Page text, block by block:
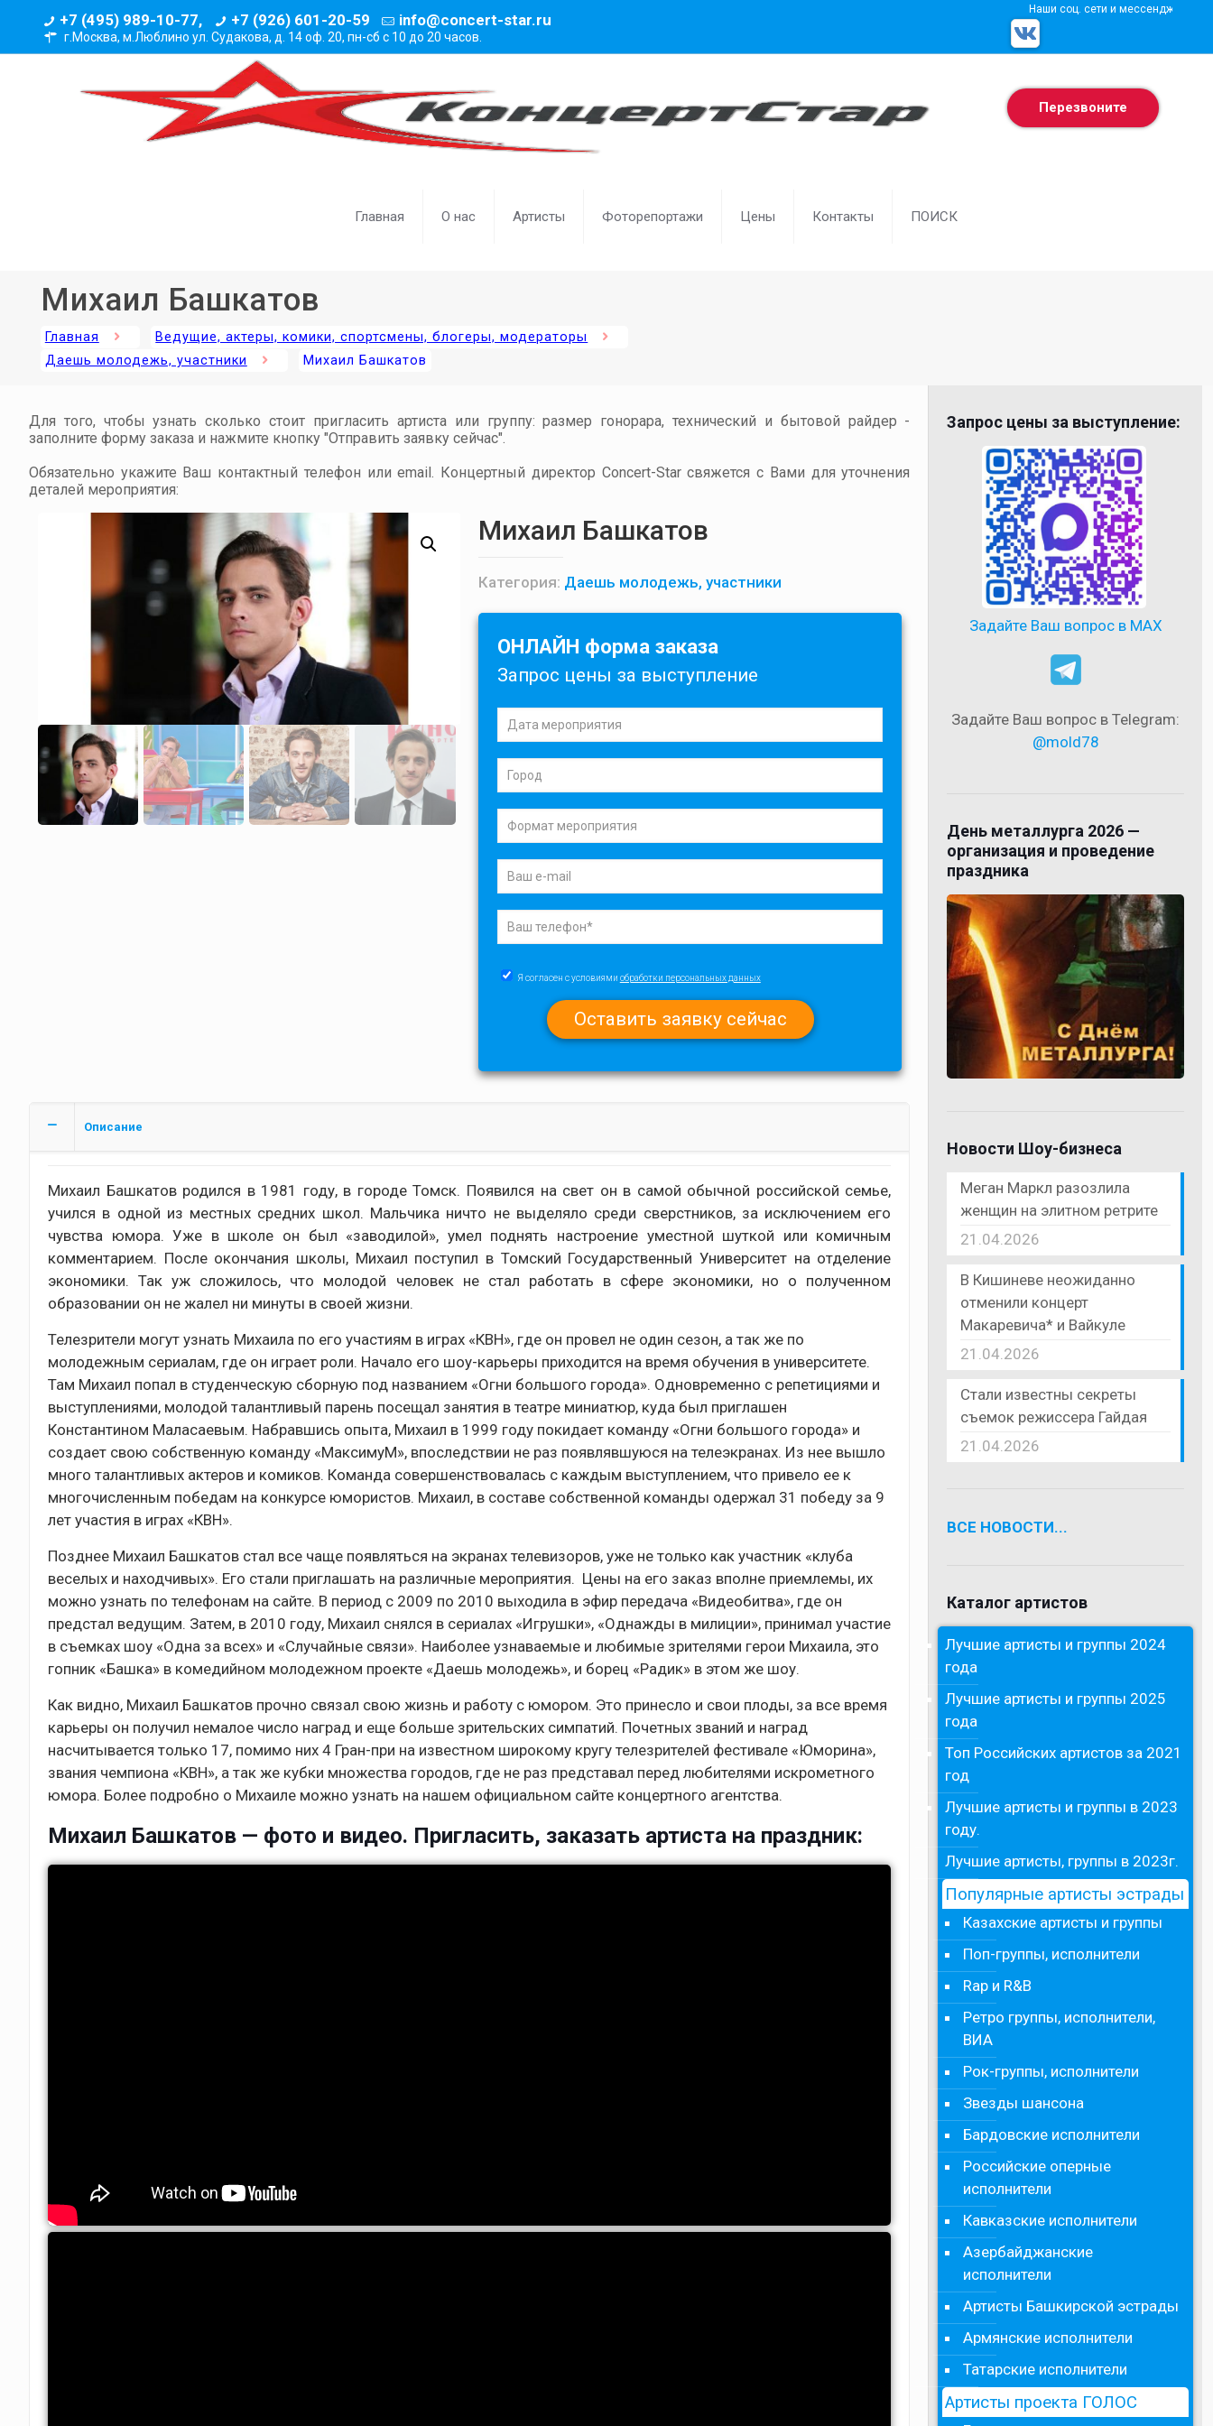
+7 (495) 989-10-77, +7 (926) 601-20-59 info@concert-star.ru
г.Москва, м.Люблино ул. Судакова, д. 14 оф. 20, пн-сб с 10 до 20 часов.
Наши соц. сети и мессенджеры
Главная О нас Артисты Фоторепортажи Цены Контакты ПОИСК
Перезвоните
Михаил Башкатов
Главная
Ведущие, актеры, комики, спортсмены, блогеры, модераторы
Даешь молодежь, участники
Михаил Башкатов
Для того, чтобы узнать сколько стоит пригласить артиста или группу: размер гонорара, технический и бытовой райдер -
заполните форму заказа и нажмите кнопку "Отправить заявку сейчас".
Обязательно укажите Ваш контактный телефон или email. Концертный директор Concert-Star свяжется с Вами для уточнения
деталей мероприятия:
Михаил Башкатов
Категория: Даешь молодежь, участники
ОНЛАЙН форма заказа
Запрос цены за выступление
Я согласен с условиями обработки персональных данных
Описание
Михаил Башкатов родился в 1981 году, в городе Томск. Появился на свет он в самой обычной российской семье,
учился в одной из местных средних школ. Мальчика ничто не выделяло среди сверстников, за исключением его
чувства юмора. Уже в школе он был «заводилой», умел поднять настроение уместной шуткой или комичным
комментарием. После окончания школы, Михаил поступил в Томский Государственный Университет на отделение
экономики. Так уж сложилось, что молодой человек не стал работать в сфере экономики, но о полученном
образовании он не жалел ни минуты в своей жизни.
Телезрители могут узнать Михаила по его участиям в играх «КВН», где он провел не один сезон, а так же по
молодежным сериалам, где он играет роли. Начало его шоу-карьеры приходится на время обучения в университете.
Там Михаил попал в студенческую сборную под названием «Огни большого города». Одновременно с репетициями и
выступлениями, молодой талантливый парень посещал занятия в театре миниатюр, куда был приглашен
Константином Маласаевым. Набравшись опыта, Михаил в 1999 году покидает команду «Огни большого города» и
создает свою собственную команду «МаксимуМ», впоследствии не раз появлявшуюся на телеэкранах. Из нее вышло
много талантливых актеров и комиков. Команда совершенствовалась с каждым выступлением, что привело ее к
многочисленным победам на конкурсе юмористов. Михаил, в составе собственной команды одержал 31 победу за 9
лет участия в играх «КВН».
Позднее Михаил Башкатов стал все чаще появляться на экранах телевизоров, уже не только как участник «клуба
веселых и находчивых». Его стали приглашать на различные мероприятия. Цены на его заказ вполне приемлемы, их
можно узнать по телефонам на сайте. В период с 2009 по 2010 выходила в эфир передача «Видеобитва», где он
предстал ведущим. Затем, в 2010 году, Михаил снялся в сериалах «Игрушки», «Однажды в милиции», принимал участие
в съемках шоу «Одна за всех» и «Случайные связи». Наиболее узнаваемые и любимые зрителями герои Михаила, это
гопник «Башка» в комедийном молодежном проекте «Даешь молодежь», и борец «Радик» в этом же шоу.
Как видно, Михаил Башкатов прочно связал свою жизнь и работу с юмором. Это принесло и свои плоды, за все время
карьеры он получил немалое число наград и еще больше зрительских симпатий. Почетных званий и наград
насчитывается только 17, помимо них 4 Гран-при на известном широкому кругу телезрителей фестивале «Юморина»,
звания чемпиона «КВН», а так же кубки множества городов, где не раз представал перед любителями искрометного
юмора. Более подробно о Михаиле можно узнать на нашем официальном сайте концертного агентства.
Михаил Башкатов — фото и видео. Пригласить, заказать артиста на праздник:
Запрос цены за выступление:
Задайте Ваш вопрос в MAX
Задайте Ваш вопрос в Telegram:
@mold78
День металлурга 2026 —
организация и проведение
праздника
Новости Шоу-бизнеса
Меган Маркл разозлила
женщин на элитном ретрите
21.04.2026
В Кишиневе неожиданно
отменили концерт
Макаревича* и Вайкуле
21.04.2026
Стали известны секреты
съемок режиссера Гайдая
21.04.2026
ВСЕ НОВОСТИ...
Каталог артистов
Лучшие артисты и группы 2024
года
Лучшие артисты и группы 2025
года
Топ Российских артистов за 2021
год
Лучшие артисты и группы в 2023
году.
Лучшие артисты, группы в 2023г.
Популярные артисты эстрады
Казахские артисты и группы
Поп-группы, исполнители
Rap и R&B
Ретро группы, исполнители,
ВИА
Рок-группы, исполнители
Звезды шансона
Бардовские исполнители
Российские оперные
исполнители
Кавказские исполнители
Азербайджанские
исполнители
Артисты Башкирской эстрады
Армянские исполнители
Татарские исполнители
Артисты проекта ГОЛОС